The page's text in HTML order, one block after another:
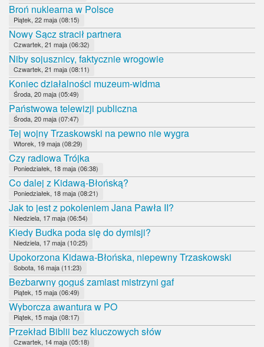
Broń nuklearna w Polsce
Piątek, 22 maja (08:15)
Nowy Sącz stracił partnera
Czwartek, 21 maja (06:32)
Niby sojusznicy, faktycznie wrogowie
Czwartek, 21 maja (08:11)
Koniec działalności muzeum-widma
Środa, 20 maja (05:49)
Państwowa telewizji publiczna
Środa, 20 maja (07:47)
Tej wojny Trzaskowski na pewno nie wygra
Wtorek, 19 maja (08:29)
Czy radiowa Trójka
Poniedziałek, 18 maja (06:38)
Co dalej z Kidawą-Błońską?
Poniedziałek, 18 maja (08:21)
Jak to jest z pokoleniem Jana Pawła II?
Niedziela, 17 maja (06:54)
Kiedy Budka poda się do dymisji?
Niedziela, 17 maja (10:25)
Upokorzona Kidawa-Błońska, niepewny Trzaskowski
Sobota, 16 maja (11:23)
Bezbarwny goguś zamiast mistrzyni gaf
Piątek, 15 maja (06:49)
Wyborcza awantura w PO
Piątek, 15 maja (08:17)
Przekład Biblii bez kluczowych słów
Czwartek, 14 maja (05:18)